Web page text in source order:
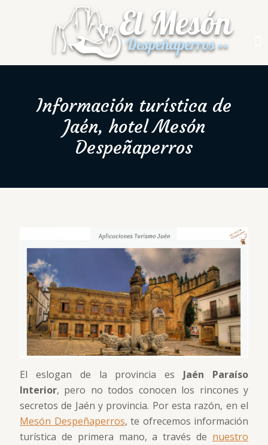
Información turística de
Jaén, hotel Mesón
Despeñaperros
El eslogan de la provincia es Jaén Paraíso
Interior, pero no todos conocen los rincones y
secretos de Jaén y provincia. Por esta razón, en el
Mesón Despeñaperros, te ofrecemos información
turística de primera mano, a través de nuestro